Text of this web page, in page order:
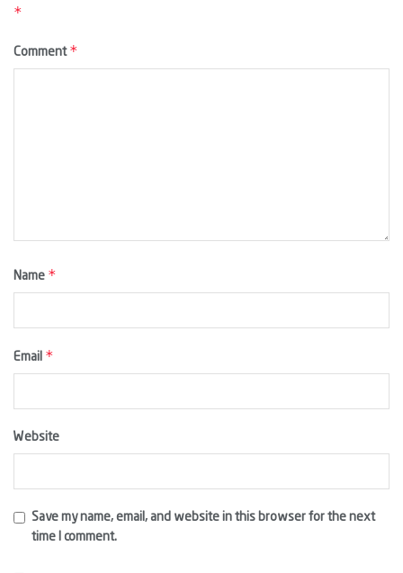
*
Comment *
Name *
Email *
Website
Save my name, email, and website in this browser for the next
time I comment.